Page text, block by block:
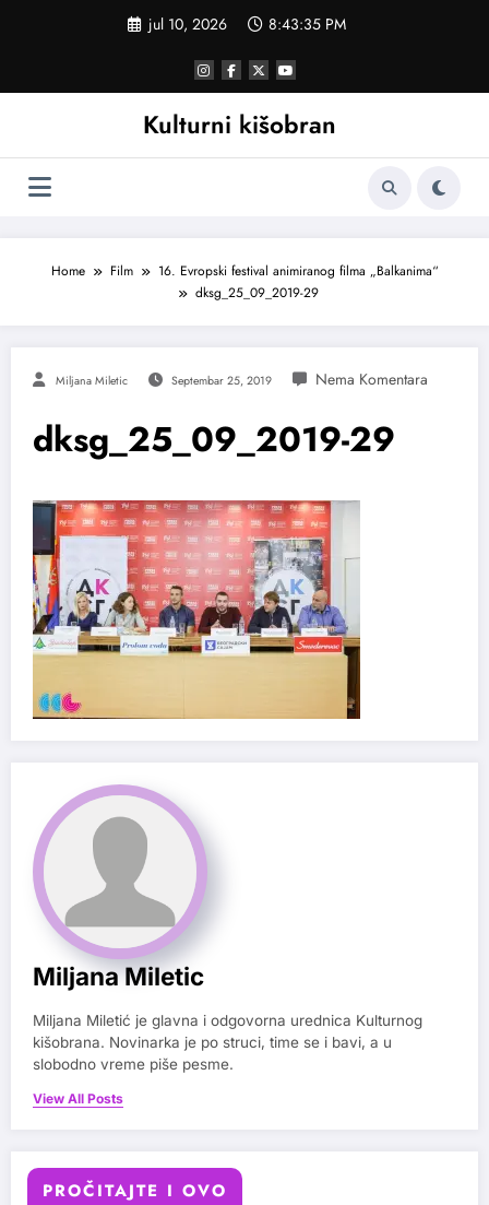
jul 10, 2026 8:43:36 PM
Kulturni kišobran
Home Film
16. Evropski festival animiranog filma „Balkanima“
dksg_25_09_2019-29
Miljana Miletic Septembar 25, 2019
dksg_25_09_2019-29
Miljana Miletic
Miljana Miletić je glavna i odgovorna urednica Kulturnog
kišobrana. Novinarka je po struci, time se i bavi, a u
slobodno vreme piše pesme.
View All Posts
PROČITAJTE I OVO